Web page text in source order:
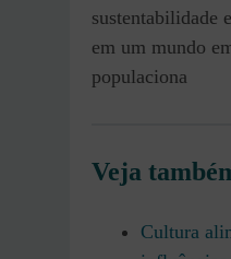
sustentabilidade
em um mundo
populaciona
Veja
Cultura